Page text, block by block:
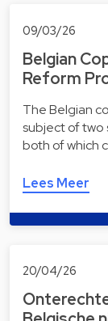
09/03/26
Belgian
Reform
The Belgian
subject of two
both of which
Lees Meer
20/04/26